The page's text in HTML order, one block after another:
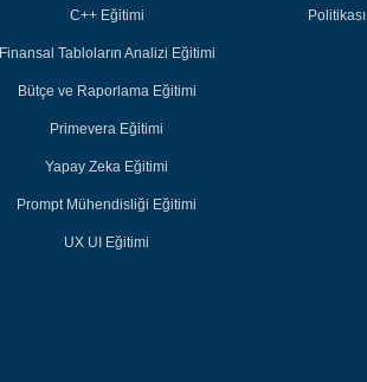
C++ Eğitimi
Finansal Tabloların Analizi Eğitimi
Bütçe ve Raporlama Eğitimi
Primevera Eğitimi
Yapay Zeka Eğitimi
Prompt Mühendisliği Eğitimi
UX UI Eğitimi
Politikası